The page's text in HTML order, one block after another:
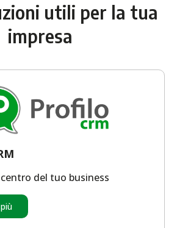
utili per la tua
impresa
del tuo business